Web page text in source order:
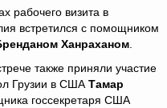
рабочего визита в
встретился с помощником
Ханраханом
также приняли участие
Грузии в США Тамар
госсекретаря США